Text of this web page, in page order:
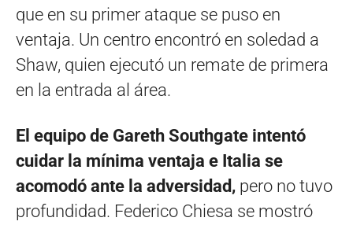
que en su primer ataque se puso en
ventaja. Un centro encontró en soledad a
Shaw, quien ejecutó un remate de primera
en la entrada al área.
El equipo de Gareth Southgate intentó
cuidar la mínima ventaja e Italia se
acomodó ante la adversidad, pero no tuvo
profundidad. Federico Chiesa se mostró